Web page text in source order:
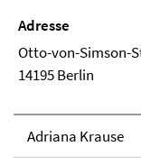
Adresse
Otto-von-Simson-
14195 Berlin
Adriana Krause